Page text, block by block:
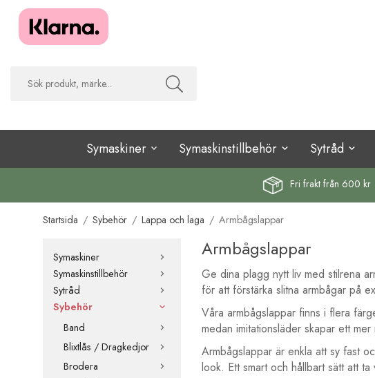
Symaskiner Symaskinstillbehör Sytråd
Fri fraktfrån 600 kr
Startsida / Sybehör / Lappa och laga / Armbågslappar
Symaskiner
Symaskinstillbehör
Sytråd
Sybehör
Band
Blixtlås / Dragkedjor
Brodera
Armbågslappar
Ge dina plagg nytt liv med stilrena
för att förstärka slitna armbågar på
Våra armbågslappar finns i flera
medan imitationsläder skapar ett
Armbågslappar är enkla att sy fast
look. Ett smart och hållbart sätt att